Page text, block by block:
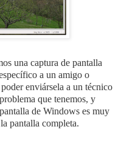
una captura de pantalla
a un amigo o
enviársela a un técnico
que tenemos, y
de Windows es muy
pantalla completa.